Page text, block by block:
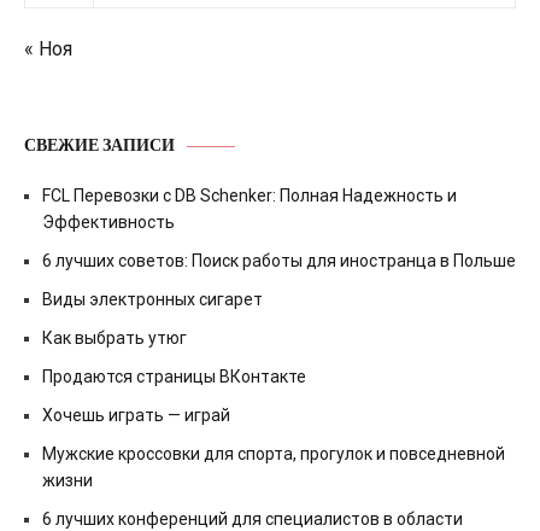
« Ноя
СВЕЖИЕ ЗАПИСИ
FCL Перевозки с DB Schenker: Полная Надежность и
Эффективность
6 лучших советов: Поиск работы для иностранца в Польше
Виды электронных сигарет
Как выбрать утюг
Продаются страницы ВКонтакте
Хочешь играть — играй
Мужские кроссовки для спорта, прогулок и повседневной
жизни
6 лучших конференций для специалистов в области